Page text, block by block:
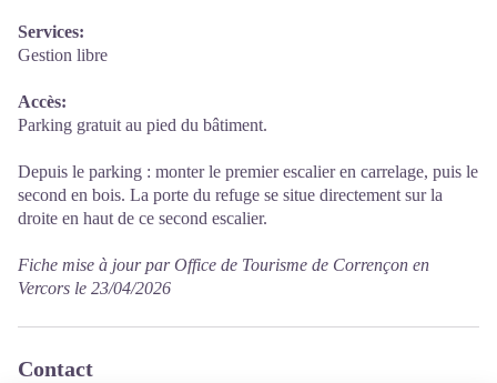
Services:
Gestion libre
Accès:
Parking gratuit au pied du bâtiment.
Depuis le parking : monter le premier escalier en carrelage, puis le
second en bois. La porte du refuge se situe directement sur la
droite en haut de ce second escalier.
Fiche mise à jour par Office de Tourisme de Corrençon en
Vercors le 23/04/2026
Contact